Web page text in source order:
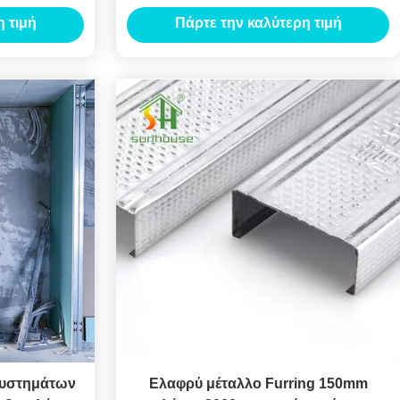
γύψου
τιμή
κτίρια γραφείων
Πάρτε την καλύτερη τιμή
Ελαφρύ μέταλλο Furring 150mm